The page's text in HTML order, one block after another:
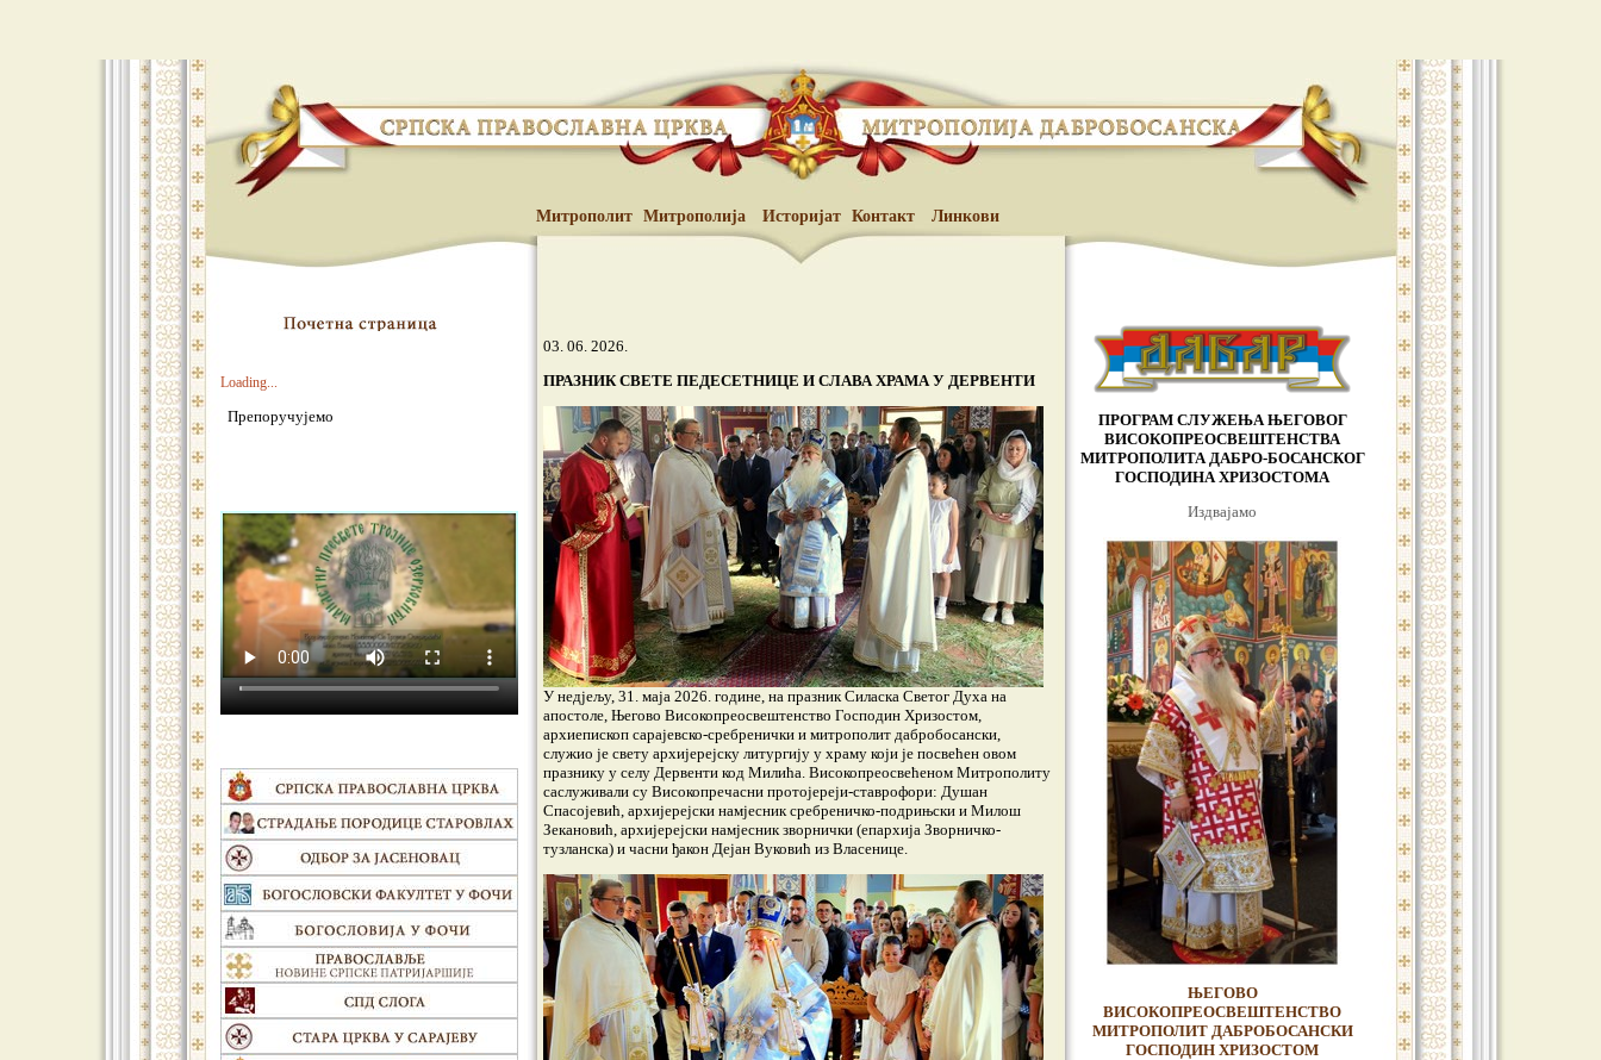
МитрополитМитрополијаИсторијатКонтактЛинкови
Loading...
Препоручујемо
03. 06. 2026.
ПРАЗНИК СВЕТЕ ПЕДЕСЕТНИЦЕ И СЛАВА ХРАМА У ДЕРВЕНТИ
У недјељу, 31. маја 2026. године, на празник Силаска Светог Духа на
апостоле, Његово Високопреосвештенство Господин Хризостом,
архиепископ сарајевско-сребренички и митрополит дабробосански,
служио је свету архијерејску литургију у храму који је посвећен овом
празнику у селу Дервенти код Милића. Високопреосвећеном Митрополиту
саслуживали су Високопречасни протојереји-ставрофори: Душан
Спасојевић, архијерејски намјесник сребреничко-подрињски и Милош
Зекановић, архијерејски намјесник зворнички (епархија Зворничко-
тузланска) и часни ђакон Дејан Вуковић из Власенице.
ПРОГРАМ СЛУЖЕЊА ЊЕГОВОГ
ВИСОКОПРЕОСВЕШТЕНСТВА
МИТРОПОЛИТА ДАБРО-БОСАНСКОГ
ГОСПОДИНА ХРИЗОСТОМА
Издвајамо
ЊЕГОВО
ВИСОКОПРЕОСВЕШТЕНСТВО
МИТРОПОЛИТ ДАБРОБОСАНСКИ
ГОСПОДИН ХРИЗОСТОМ